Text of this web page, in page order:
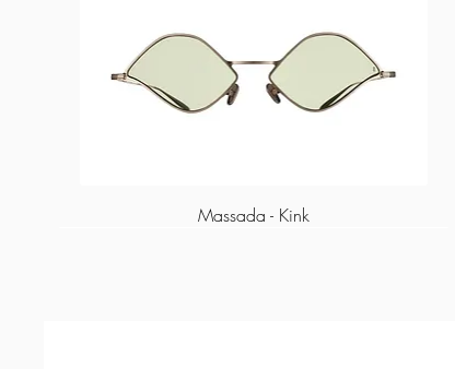
Massada - Kink